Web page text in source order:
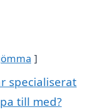
specialiserat
till med?